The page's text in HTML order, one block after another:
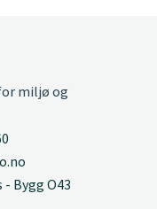
miljø og
Bygg O43